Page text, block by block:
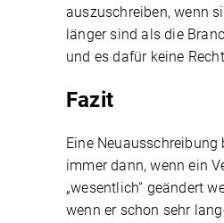
auszuschreiben, wenn
länger sind als die
und es dafür keine
Fazit
Eine Neuausschreibung
immer dann, wenn ein
„wesentlich“ geändert
wenn er schon sehr